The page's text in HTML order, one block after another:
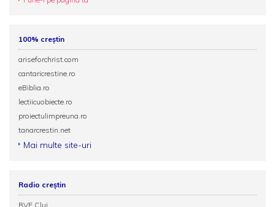
100% creștin
ariseforchrist.com
cantaricrestine.ro
eBiblia.ro
lectiicuobiecte.ro
proiectulimpreuna.ro
tanarcrestin.net
Mai multe site-uri
Radio creștin
RVE Cluj